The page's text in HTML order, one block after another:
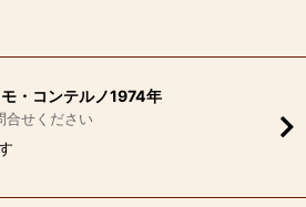
・コンテルノ1974年
合せください